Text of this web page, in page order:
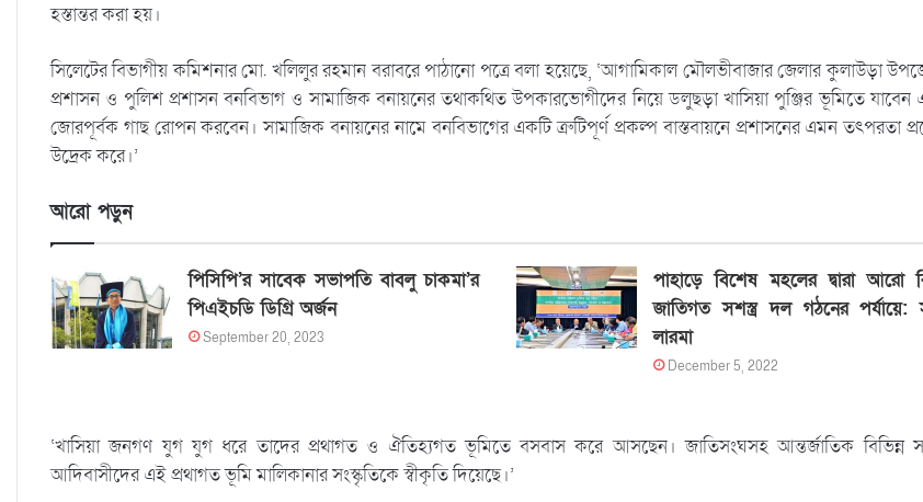
হস্তান্তর করা হয়।
সিলেটের বিভাগীয় কমিশনার মো. খলিলুর রহমান বরাবরে পাঠানো পত্রে বলা হয়েছে, ‘আগামিকাল মৌলভীবাজার জেলার কুলাউড়া
প্রশাসন ও পুলিশ প্রশাসন বনবিভাগ ও সামাজিক বনায়নের তথাকথিত উপকারভোগীদের নিয়ে ডলুছড়া খাসিয়া পুঞ্জির ভূমিতে যাবেন
জোরপূর্বক গাছ রোপন করবেন। সামাজিক বনায়নের নামে বনবিভাগের একটি ত্রুটিপূর্ণ প্রকল্প বাস্তবায়নে প্রশাসনের এমন তৎপরতা
উদ্রেক করে।’
আরো পড়ুন
পিসিপি’র সাবেক সভাপতি বাবলু চাকমা’র
পিএইচডি ডিগ্রি অর্জন
September 20, 2023
পাহাড়ে বিশেষ মহলের দ্বারা আরো
জাতিগত সশস্ত্র দল গঠনের পর্যায়ে:
লারমা
December 5, 2022
‘খাসিয়া জনগণ যুগ যুগ ধরে তাদের প্রথাগত ও ঐতিহ্যগত ভূমিতে বসবাস করে আসছেন। জাতিসংঘসহ আন্তর্জাতিক বিভিন্ন
আদিবাসীদের এই প্রথাগত ভূমি মালিকানার সংস্কৃতিকে স্বীকৃতি দিয়েছে।’